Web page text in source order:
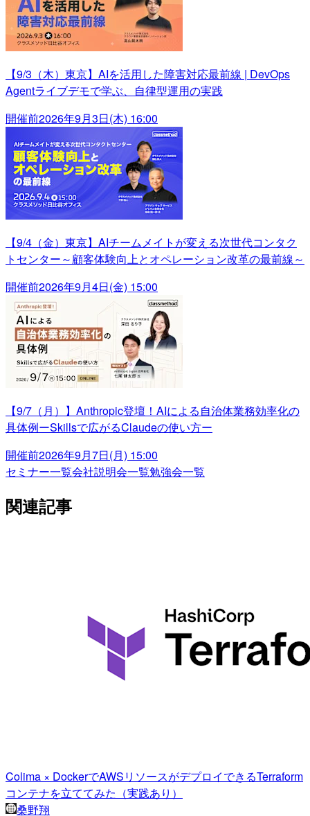
【9/3（木）東京】AIを活用した障害対応最前線 | DevOps
Agentライブデモで学ぶ、自律型運用の実践
開催前2026年9月3日(木) 16:00
【9/4（金）東京】AIチームメイトが変える次世代コンタク
トセンター～顧客体験向上とオペレーション改革の最前線～
開催前2026年9月4日(金) 15:00
【9/7（月）】Anthropic登壇！AIによる自治体業務効率化の
具体例ーSkillsで広がるClaudeの使い方ー
開催前2026年9月7日(月) 15:00
セミナー一覧会社説明会一覧勉強会一覧
関連記事
Colima × DockerでAWSリソースがデプロイできるTerraform
コンテナを立ててみた（実践あり）
桑野翔